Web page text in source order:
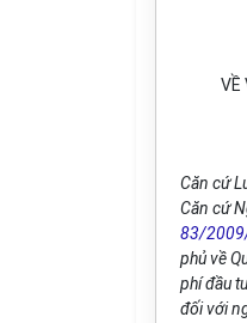
VỀ
Căn cứ
Căn cứ
83/
phủ về
phí đầu
đối với